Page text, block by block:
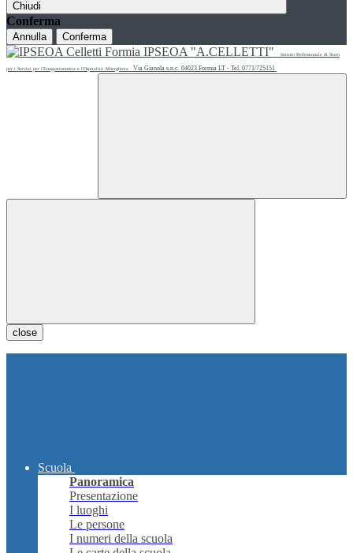
Chiudi
Conferma
Annulla Conferma
IPSEOA "A.CELLETTI" Istituto Professionale di Stato
per i Servizi per l'Enogastronomia e l'Ospitalità Alberghiera Via Gianola s.n.c. 04023 Formia LT - Tel. 0771/725151
close
Scuola
Panoramica
Presentazione
I luoghi
Le persone
I numeri della scuola